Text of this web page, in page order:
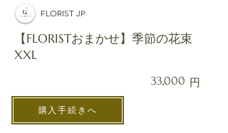
FLORIST JP
【FLORISTおまかせ】季節の花束
XXL
33,000 円
購入手続きへ